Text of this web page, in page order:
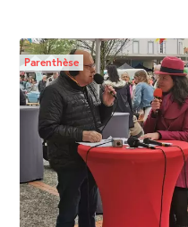
Parenthèse